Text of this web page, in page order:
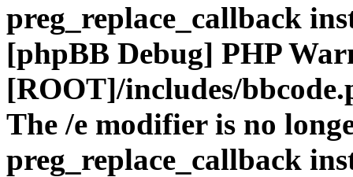
preg_replace_callback
[phpBB Debug] PHP
[ROOT]/includes/
The /e modifier is no
preg_replace_callback